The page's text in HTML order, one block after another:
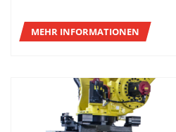
MEHR INFORMATIONEN